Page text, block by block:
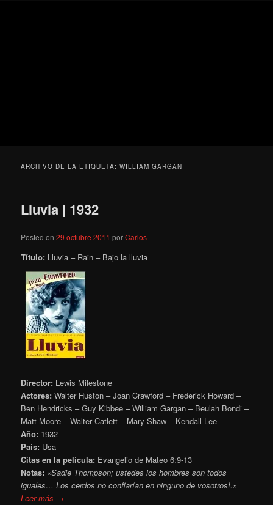
ARCHIVO DE LA ETIQUETA:WILLIAM GARGAN
Lluvia | 1932
Posted on29 octubre 2011 porCarlos
Título: Lluvia – Rain – Bajo la lluvia
Director: Lewis Milestone
Actores: Walter Huston – Joan Crawford – Frederick Howard –
Ben Hendricks – Guy Kibbee – William Gargan – Beulah Bondi –
Matt Moore – Walter Catlett – Mary Shaw – Kendall Lee
Año: 1932
País: Usa
Citas en la película: Evangelio de Mateo 6:9-13
Notas: «Sadie Thompson; ustedes los hombres son todos
iguales… Los cerdos no confiarían en ninguno de vosotros!.»
Leer más →